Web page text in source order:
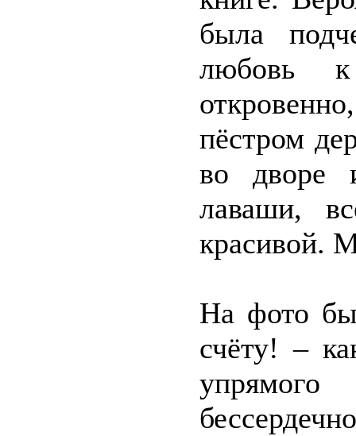
была
любовь
пёстром
во дворе
лаваши,
красивой.
На фото
счёту! –
упрямого